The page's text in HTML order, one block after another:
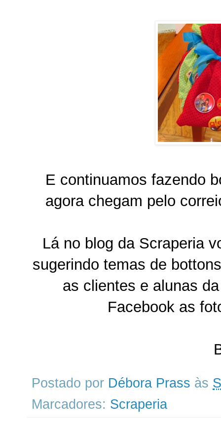
E continuamos fazendo
agora chegam pelo
Lá no blog da Scraperia
sugerindo temas de
as clientes e alunas
Facebook as
Postado por Débora Prass às
Marcadores: Scraperia